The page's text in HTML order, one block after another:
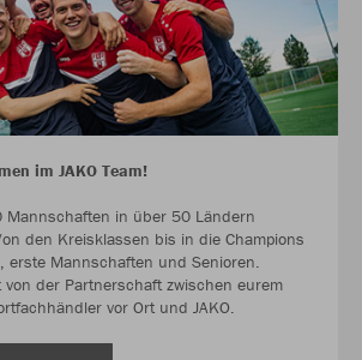
im JAKO Team!
Mannschaften in über 50 Ländern
den Kreisklassen bis in die Champions
erste Mannschaften und Senioren.
von der Partnerschaft zwischen eurem
vor Ort und JAKO.